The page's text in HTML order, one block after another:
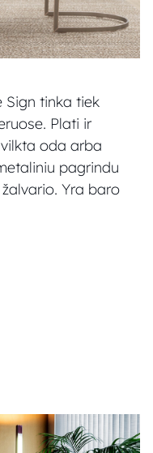
Sign tinka tiek
Plati ir
oda arba
pagrindu
Yra baro